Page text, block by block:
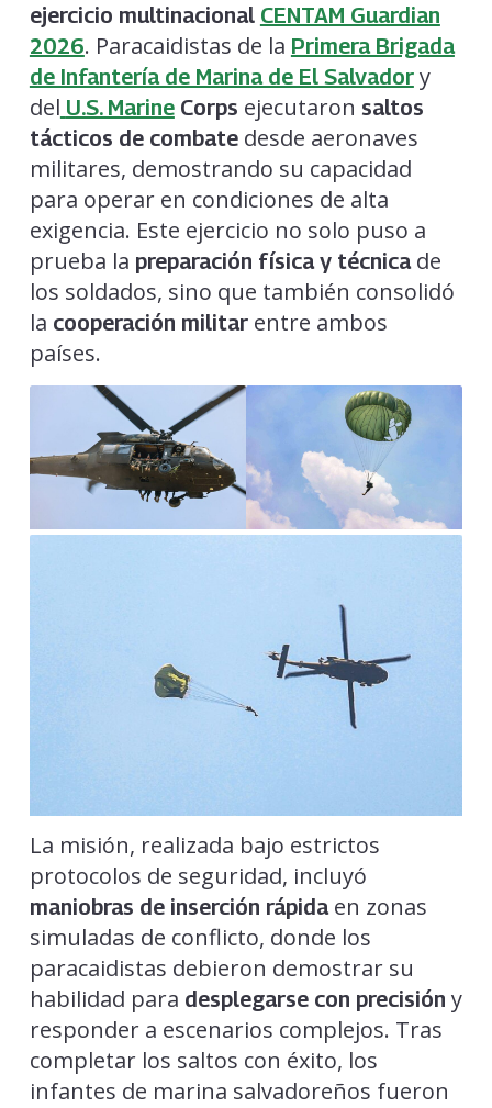
ejercicio multinacional CENTAM Guardian
2026. Paracaidistas de la Primera Brigada
de Infantería de Marina de El Salvadory
del U.S. MarineCorps ejecutaron saltos
tácticos de combatedesde aeronaves
militares, demostrando su capacidad
para operar en condiciones de alta
exigencia. Este ejercicio no solo puso a
prueba la preparación física y técnicade
los soldados, sino que también consolidó
la cooperación militarentre ambos
países.
La misión, realizada bajo estrictos
protocolos de seguridad, incluyó
maniobras de inserción rápidaen zonas
simuladas de conflicto, donde los
paracaidistas debieron demostrar su
habilidad para desplegarse con precisión y
responder a escenarios complejos. Tras
completar los saltos con éxito, los
infantes de marina salvadoreños fueron